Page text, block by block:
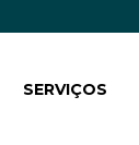
SERVIÇOS